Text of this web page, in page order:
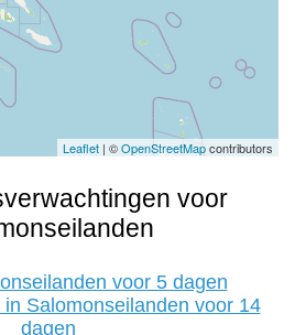
Leaflet | ©OpenStreetMapcontributors
voor
voor 5 dagen
Salomonseilanden voor 14
dagen